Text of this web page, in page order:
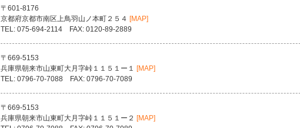
〒601-8176
京都府京都市南区上鳥羽山ノ本町２５４ [MAP]
TEL: 075-694-2114 FAX: 0120-89-2889
〒669-5153
兵庫県朝来市山東町大月字峠１１５１ー１ [MAP]
TEL: 0796-70-7088 FAX: 0796-70-7089
〒669-5153
兵庫県朝来市山東町大月字峠１１５１ー２ [MAP]